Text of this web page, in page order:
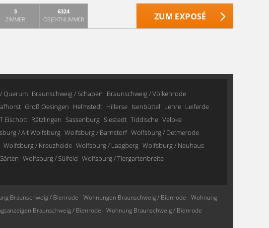
3
ZIMMER
6324
OBJEKTNUMMER
ZUM EXPOSÉ
Querum Braunschweig / Schapen Braunschweig / Völkenrode
Groß Oesingen Helmstedt Hillerse Isenbüttel Lehre Leiferde
Eischott Rätzlingen Sassenburg Siestedt Tiddische Velpke
/ Alt Wolfsburg Wolfsburg / Barnstorf Wolfsburg / Detmerode
Wolfsburg / Kreuzheide Wolfsburg / Laagberg Wolfsburg / Neuhaus
Wolfsburg / Sülfeld Wolfsburg / Tiergartenbreite
Braunschweig / Bienrode Wohnungen Braunschweig / Bienrode
Wohnung
Braunschweig / Bienrode
Wohnung Braunschweig / Bienrode